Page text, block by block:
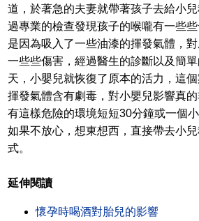
道，於著急的夫妻就帶著孩子去給小
過專業的檢查發現孩子的喉嚨有一些
是因為吸入了一些油漆的揮發氣體，
一些些傷害，經過醫生的診斷以及簡
天，小嬰兒就恢復了原本的活力，這
揮發氣體含有劇毒，對小嬰兒影響真
有這樣危險的環境短短30分鐘或一個
如果不放心，想東想西，直接帶去小
式。
延伸閱讀
懷孕時喝酒對胎兒的影響